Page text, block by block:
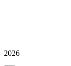
2026